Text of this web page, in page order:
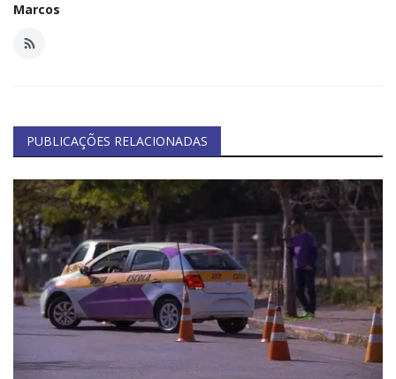
Marcos
PUBLICAÇÕES RELACIONADAS